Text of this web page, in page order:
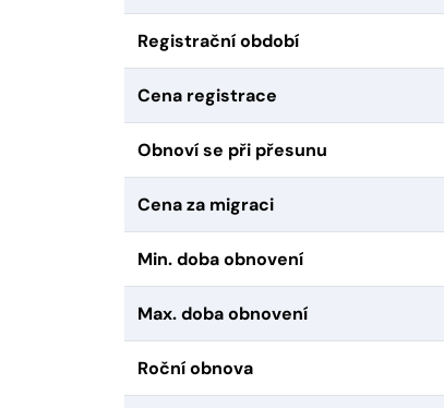
Registrační období
Cena registrace
Obnoví se při přesunu
Cena za migraci
Min. doba obnovení
Max. doba obnovení
Roční obnova